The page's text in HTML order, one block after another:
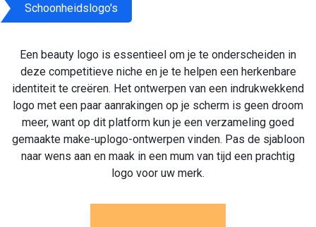
Schoonheidslogo's
Een beauty logo is essentieel om je te onderscheiden in
deze competitieve niche en je te helpen een herkenbare
identiteit te creëren. Het ontwerpen van een indrukwekkend
logo met een paar aanrakingen op je scherm is geen droom
meer, want op dit platform kun je een verzameling goed
gemaakte make-uplogo-ontwerpen vinden. Pas de sjabloon
naar wens aan en maak in een mum van tijd een prachtig
logo voor uw merk.